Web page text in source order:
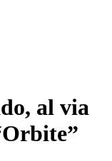
al via